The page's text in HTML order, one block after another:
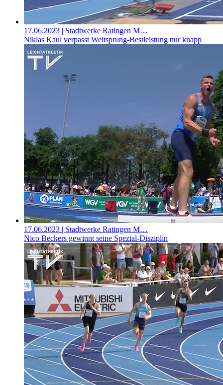
17.06.2023 | Stadtwerke Ratingen M…
Niklas Kaul verpasst Weitsprung-Bestleistung nur knapp
17.06.2023 | Stadtwerke Ratingen M…
Nico Beckers gewinnt seine Spezial-Disziplin